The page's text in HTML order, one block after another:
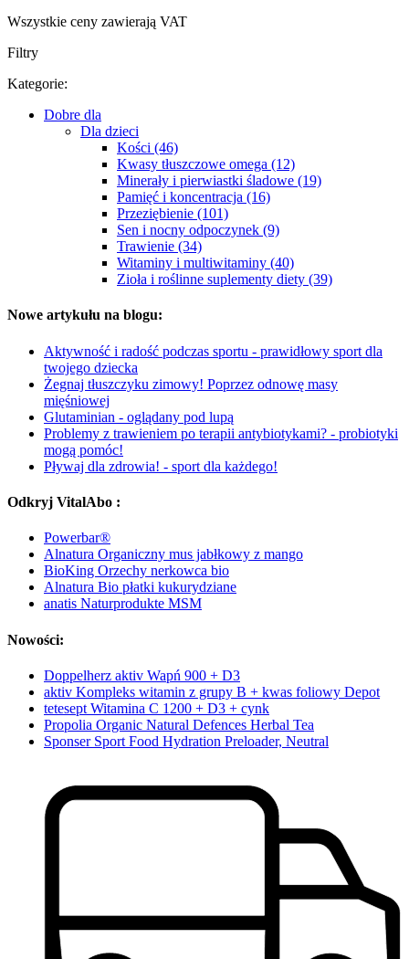
Wszystkie ceny zawierają VAT
Filtry
Kategorie:
Dobre dla
Dla dzieci
Kości (46)
Kwasy tłuszczowe omega (12)
Minerały i pierwiastki śladowe (19)
Pamięć i koncentracja (16)
Przeziębienie (101)
Sen i nocny odpoczynek (9)
Trawienie (34)
Witaminy i multiwitaminy (40)
Zioła i roślinne suplementy diety (39)
Nowe artykułu na blogu:
Aktywność i radość podczas sportu - prawidłowy sport dla
twojego dziecka
Żegnaj tłuszczyku zimowy! Poprzez odnowę masy
mięśniowej
Glutaminian - oglądany pod lupą
Problemy z trawieniem po terapii antybiotykami? - probiotyki
mogą pomóc!
Pływaj dla zdrowia! - sport dla każdego!
Odkryj VitalAbo :
Powerbar®
Alnatura Organiczny mus jabłkowy z mango
BioKing Orzechy nerkowca bio
Alnatura Bio płatki kukurydziane
anatis Naturprodukte MSM
Nowości:
Doppelherz aktiv Wapń 900 + D3
aktiv Kompleks witamin z grupy B + kwas foliowy Depot
tetesept Witamina C 1200 + D3 + cynk
Propolia Organic Natural Defences Herbal Tea
Sponser Sport Food Hydration Preloader, Neutral